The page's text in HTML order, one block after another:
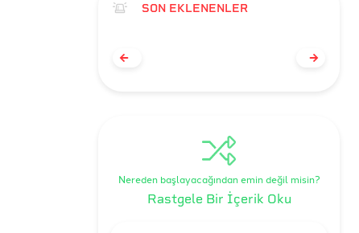
SON EKLENENLER
Nereden başlayacağından emin değil misin?
Rastgele Bir İçerik Oku